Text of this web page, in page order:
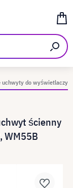
uchwyty do wyświetlaczy
ścienny
WM55B